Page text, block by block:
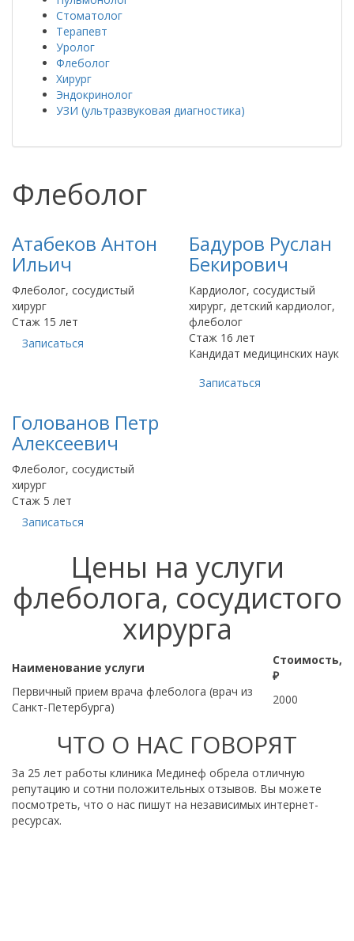
Стоматолог
Терапевт
Уролог
Флеболог
Хирург
Эндокринолог
УЗИ (ультразвуковая диагностика)
Флеболог
Атабеков Антон
Ильич
Флеболог, сосудистый
хирург
Стаж 15 лет
Записаться
Бадуров Руслан
Бекирович
Кардиолог, сосудистый
хирург, детский кардиолог,
флеболог
Стаж 16 лет
Кандидат медицинских наук
Записаться
Голованов Петр
Алексеевич
Флеболог, сосудистый
хирург
Стаж 5 лет
Записаться
Цены на услуги
флеболога, сосудистого
хирурга
Наименование услуги
Стоимость,
₽
Первичный прием врача флеболога (врач из
Санкт-Петербурга)
2000
ЧТО О НАС ГОВОРЯТ
За 25 лет работы клиника Мединеф обрела отличную
репутацию и сотни положительных отзывов. Вы можете
посмотреть, что о нас пишут на независимых интернет-
ресурсах.